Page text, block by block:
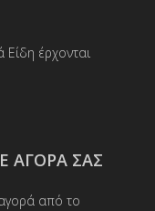
έρχονται
ΑΓΟΡΑ ΣΑΣ
από το